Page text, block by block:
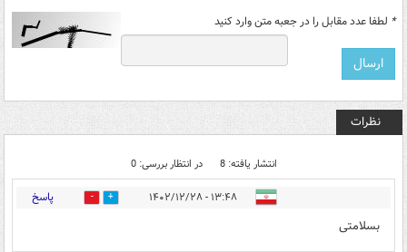
* لطفا عدد مقابل را در جعبه متن وارد کنید
نظرات
انتشار یافته: 8 در انتظار بررسی: 0
۱۳:۴۸ - ۱۴۰۲/۱۲/۲۸ 3 پاسخ
بسلامتی